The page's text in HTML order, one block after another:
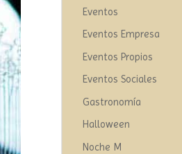
Eventos
Eventos Empresa
Eventos Propios
Eventos Sociales
Gastronomía
Halloween
Noche M